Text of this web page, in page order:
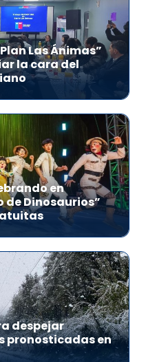
Las Ánimas”
la cara del
en
de Dinosaurios”
despejar
pronosticadas en